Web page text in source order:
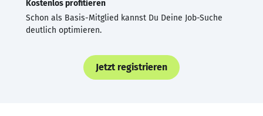
Kostenlos profitieren
Schon als Basis-Mitglied kannst Du Deine Job-Suche
deutlich optimieren.
Jetzt registrieren